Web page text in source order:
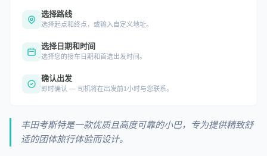
选择路线
选择起点和终点，或输入自定义地址。
选择日期和时间
选择您的接车日期和首选出发时间。
确认出发
即时确认 — 司机将在出发前1小时与您联系。
丰田考斯特是一款优质且高度可靠的小巴，专为提供精致舒
适的团体旅行体验而设计。